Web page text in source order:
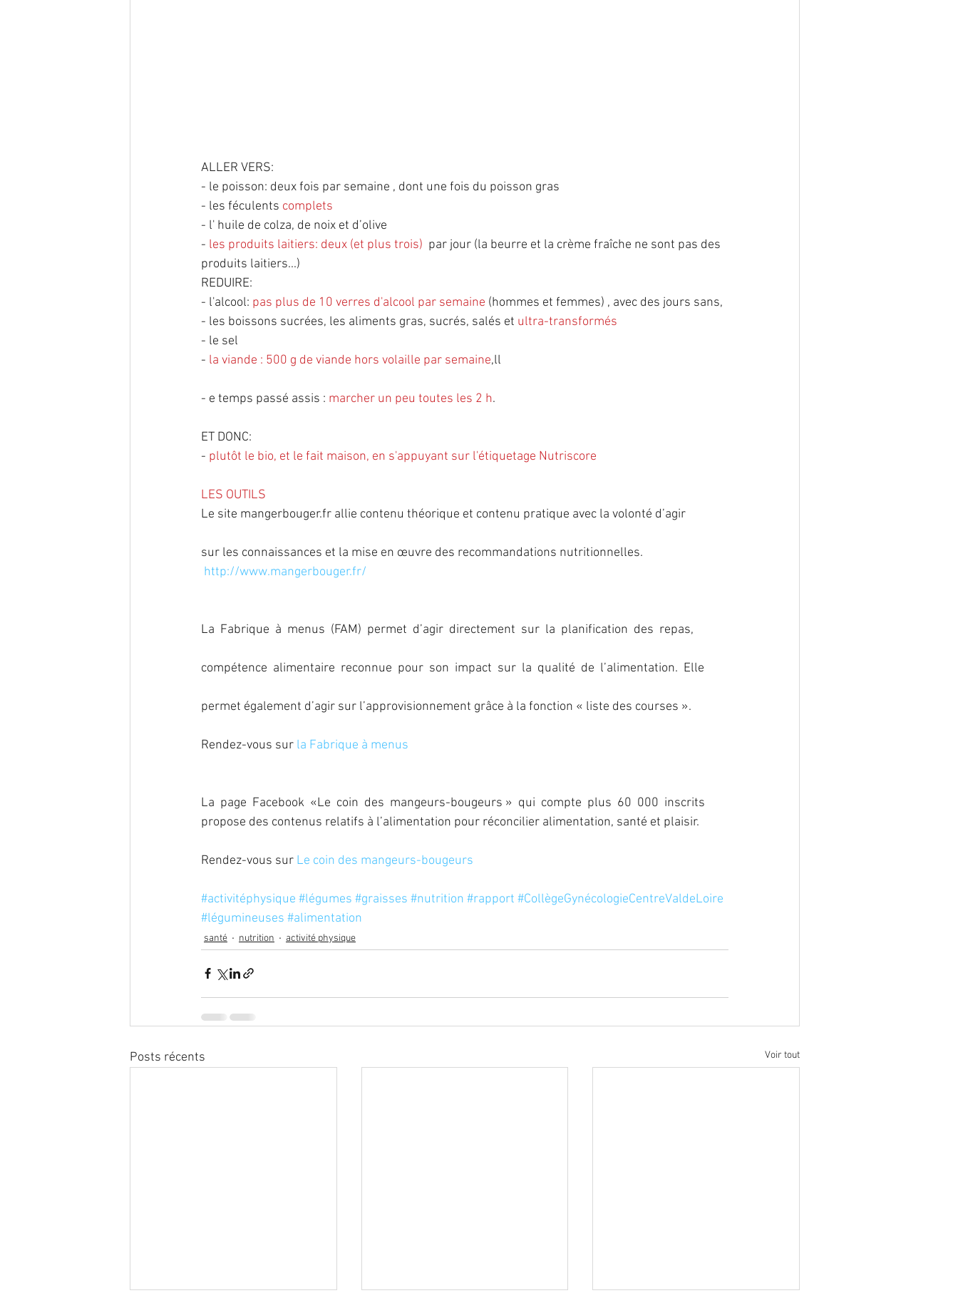
ALLER VERS:
- le poisson: deux fois par semaine , dont une fois du poisson gras
- les féculents complets
- l' huile de colza, de noix et d’olive
- les produits laitiers: deux (et plus trois) par jour (la beurre et la crème fraîche ne sont pas des
produits laitiers...)
REDUIRE:
- l'alcool: pas plus de 10 verres d'alcool par semaine (hommes et femmes) , avec des jours sans,
- les boissons sucrées, les aliments gras, sucrés, salés et ultra-transformés
- le sel
- la viande : 500 g de viande hors volaille par semaine,ll
- e temps passé assis : marcher un peu toutes les 2 h.
ET DONC:
- plutôt le bio, et le fait maison, en s'appuyant sur l'étiquetage Nutriscore
LES OUTILS
Le site mangerbouger.fr allie contenu théorique et contenu pratique avec la volonté d’agir
sur les connaissances et la mise en œuvre des recommandations nutritionnelles.
http://www.mangerbouger.fr/
La  Fabrique  à  menus  (FAM)  permet  d’agir  directement  sur  la  planification  des  repas,
compétence  alimentaire  reconnue  pour  son  impact  sur  la  qualité  de  l’alimentation.  Elle
permet également d’agir sur l’approvisionnement grâce à la fonction « liste des courses ».
Rendez-vous sur la Fabrique à menus
La  page  Facebook  «Le  coin  des  mangeurs-bougeurs »  qui  compte  plus  60  000  inscrits
propose des contenus relatifs à l’alimentation pour réconcilier alimentation, santé et plaisir.
Rendez-vous sur Le coin des mangeurs-bougeurs
#activitéphysique #légumes #graisses #nutrition #rapport #CollègeGynécologieCentreValdeLoire
#légumineuses #alimentation
santé nutrition activité physique
Posts récents Voir tout